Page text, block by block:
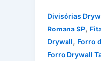
Divisórias
Romana SP,
Drywall, Forro
Forro Drywall